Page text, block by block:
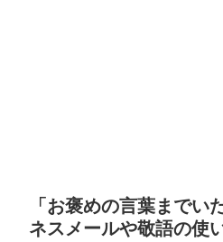
「お褒めの言葉までい
ネスメールや敬語の使